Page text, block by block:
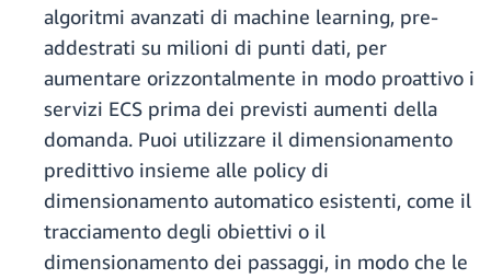
algoritmi avanzati di machine learning, pre-
addestrati su milioni di punti dati, per
aumentare orizzontalmente in modo proattivo i
servizi ECS prima dei previsti aumenti della
domanda. Puoi utilizzare il dimensionamento
predittivo insieme alle policy di
dimensionamento automatico esistenti, come il
tracciamento degli obiettivi o il
dimensionamento dei passaggi, in modo che le